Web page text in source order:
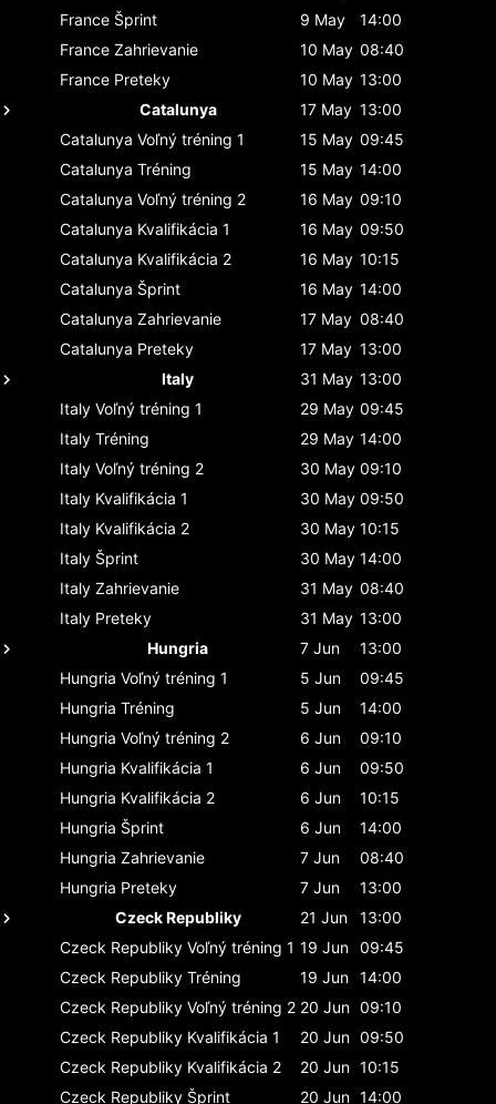
France Šprint 9 May
14:00
France Zahrievanie 10 May 08:40
France Preteky 10 May 13:00
Catalunya
17 May 13:00
Catalunya Voľný tréning 1 15 May 09:45
Catalunya Tréning 15 May 14:00
Catalunya Voľný tréning 2 16 May 09:10
Catalunya Kvalifikácia 1 16 May 09:50
Catalunya Kvalifikácia 2 16 May 10:15
Catalunya Šprint 16 May 14:00
Catalunya Zahrievanie 17 May 08:40
Catalunya Preteky 17 May 13:00
Italy
31 May 13:00
Italy Voľný tréning 1 29 May 09:45
Italy Tréning 29 May 14:00
Italy Voľný tréning 2 30 May 09:10
Italy Kvalifikácia 1 30 May 09:50
Italy Kvalifikácia 2 30 May 10:15
Italy Šprint 30 May 14:00
Italy Zahrievanie 31 May 08:40
Italy Preteky 31 May 13:00
Hungria
7 Jun
13:00
Hungria Voľný tréning 1 5 Jun
09:45
Hungria Tréning 5 Jun
14:00
Hungria Voľný tréning 2 6 Jun
09:10
Hungria Kvalifikácia 1 6 Jun
09:50
Hungria Kvalifikácia 2 6 Jun
10:15
Hungria Šprint 6 Jun
14:00
Hungria Zahrievanie 7 Jun
08:40
Hungria Preteky 7 Jun
13:00
Czeck Republiky
21 Jun
13:00
Czeck Republiky Voľný tréning 1 19 Jun 09:45
Czeck Republiky Tréning 19 Jun 14:00
Czeck Republiky Voľný tréning 2 20 Jun 09:10
Czeck Republiky Kvalifikácia 1 20 Jun 09:50
Czeck Republiky Kvalifikácia 2 20 Jun 10:15
Czeck Republiky Šprint 20 Jun 14:00